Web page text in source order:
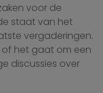
voor de
staat van het
vergaderingen.
het gaat om een
discussies over